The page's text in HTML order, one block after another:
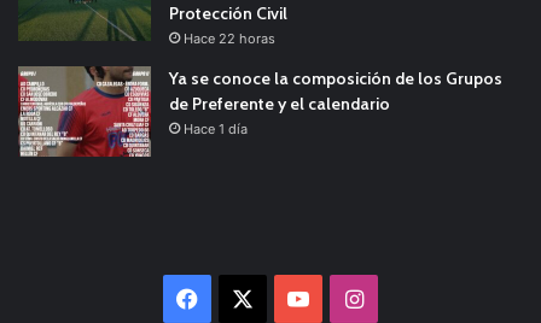
Protección Civil
Hace 22 horas
Ya se conoce la composición de los Grupos
de Preferente y el calendario
Hace 1 día
Facebook YouTubeInstagram